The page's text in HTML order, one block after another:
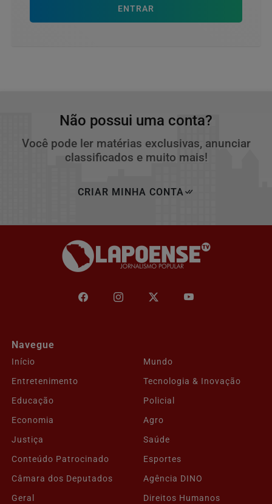
ENTRAR
Não possui uma conta?
Você pode ler matérias exclusivas, anunciar
classificados e muito mais!
CRIAR MINHA CONTA
Navegue
Início
Mundo
Entretenimento
Tecnologia & Inovação
Educação
Policial
Economia
Agro
Justiça
Saúde
Conteúdo Patrocinado
Esportes
Câmara dos Deputados
Agência DINO
Geral
Direitos Humanos